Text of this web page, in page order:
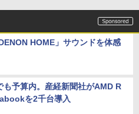
HOME」サウンドを体感
も予算内。産経新聞社がAMD R
を2千台導入